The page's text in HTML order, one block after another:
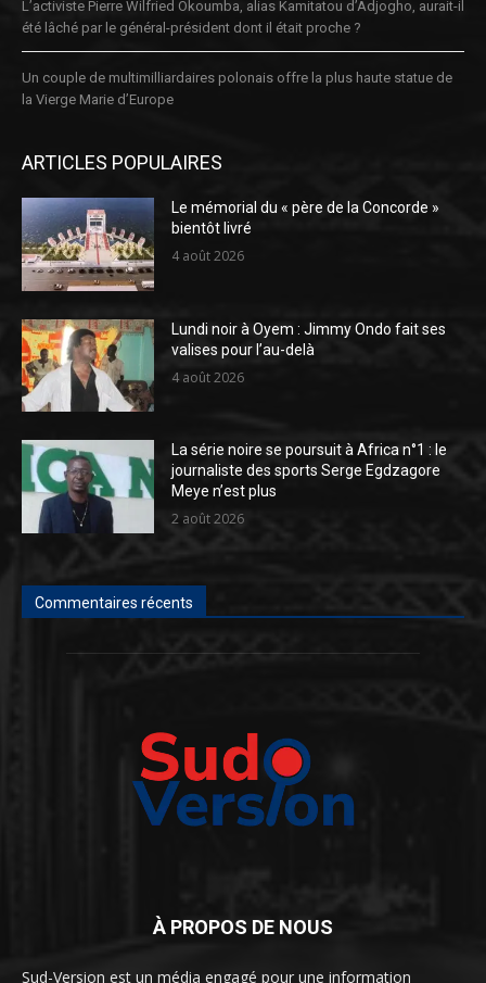
L’activiste Pierre Wilfried Okoumba, alias Kamitatou d’Adjogho, aurait-il
été lâché par le général-président dont il était proche ?
Un couple de multimilliardaires polonais offre la plus haute statue de
la Vierge Marie d’Europe
ARTICLES POPULAIRES
Le mémorial du « père de la Concorde »
bientôt livré
4 août 2026
Lundi noir à Oyem : Jimmy Ondo fait ses
valises pour l’au-delà
4 août 2026
La série noire se poursuit à Africa n°1 : le
journaliste des sports Serge Egdzagore
Meye n’est plus
2 août 2026
Commentaires récents
À PROPOS DE NOUS
Sud-Version est un média engagé pour une information